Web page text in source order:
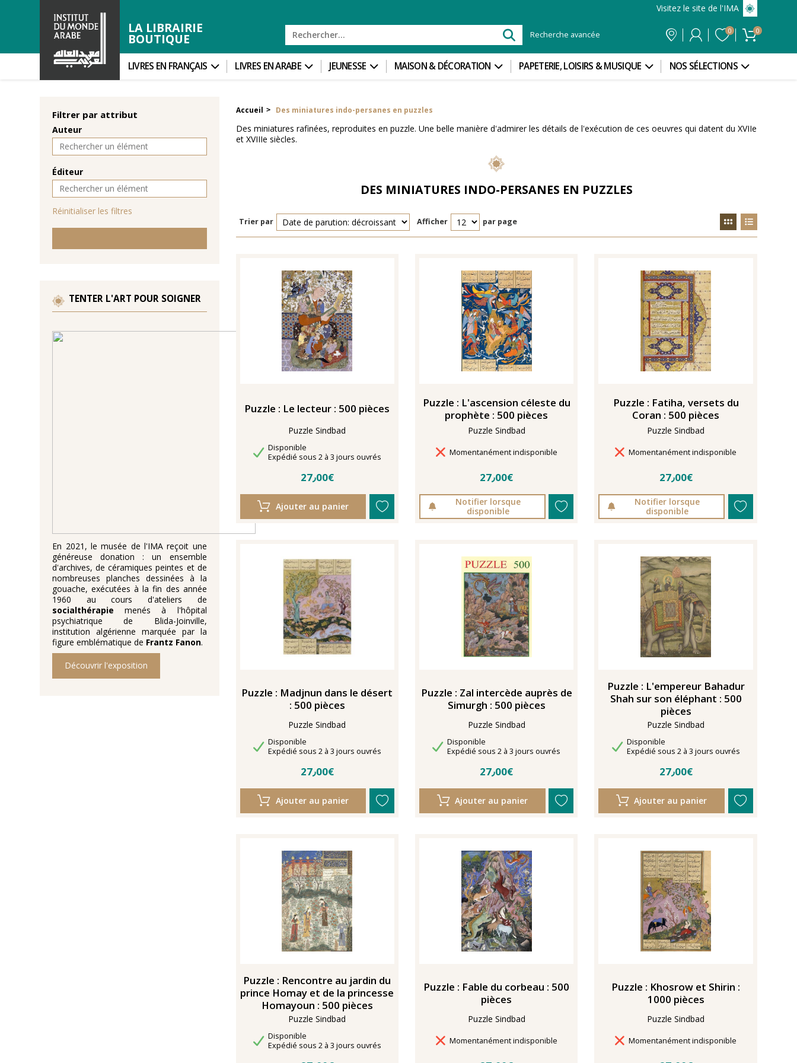
Visitez le site de l'IMA
LA LIBRAIRIE
BOUTIQUE Recherche avancée 0 0
LIVRES EN FRANÇAIS LIVRES EN ARABE JEUNESSE MAISON & DÉCORATION PAPETERIE, LOISIRS & MUSIQUE NOS SÉLECTIONS
Filtrer par attribut
Auteur
Éditeur
Réinitialiser les filtres
TENTER L'ART POUR SOIGNER
En 2021, le musée de l'IMA reçoit une
généreuse donation : un ensemble
d'archives, de céramiques peintes et de
nombreuses planches dessinées à la
gouache, exécutées à la fin des année
1960 au cours d'ateliers de
socialthérapiemenés à l'hôpital
psychiatrique de Blida-Joinville,
institution algérienne marquée par la
figure emblématique de Frantz Fanon.
Découvrir l'exposition
Accueil > Des miniatures indo-persanes en puzzles
Des miniatures rafinées, reproduites en puzzle. Une belle manière d'admirer les détails de l'exécution de ces oeuvres qui datent du XVIIe
et XVIIIe siècles.
DES MINIATURES INDO-PERSANES EN PUZZLES
Trier par Afficher par page
Puzzle : Le lecteur : 500 pièces
Puzzle Sindbad
Disponibilité
Disponible
Délais de livraison
Expédié sous 2 à 3 jours ouvrés
27٫00€
Ajouter au panier
Puzzle : L'ascension céleste du
prophète : 500 pièces
Puzzle Sindbad
Délais de livraison
Momentanément indisponible
27٫00€
Notifier lorsque
disponible
Puzzle : Fatiha, versets du
Coran : 500 pièces
Puzzle Sindbad
Délais de livraison
Momentanément indisponible
27٫00€
Notifier lorsque
disponible
Puzzle : Madjnun dans le désert
: 500 pièces
Puzzle Sindbad
Disponibilité
Disponible
Délais de livraison
Expédié sous 2 à 3 jours ouvrés
27٫00€
Ajouter au panier
Puzzle : Zal intercède auprès de
Simurgh : 500 pièces
Puzzle Sindbad
Disponibilité
Disponible
Délais de livraison
Expédié sous 2 à 3 jours ouvrés
27٫00€
Ajouter au panier
Puzzle : L'empereur Bahadur
Shah sur son éléphant : 500
pièces
Puzzle Sindbad
Disponibilité
Disponible
Délais de livraison
Expédié sous 2 à 3 jours ouvrés
27٫00€
Ajouter au panier
Puzzle : Rencontre au jardin du
prince Homay et de la princesse
Homayoun : 500 pièces
Puzzle Sindbad
Disponibilité
Disponible
Délais de livraison
Expédié sous 2 à 3 jours ouvrés
Puzzle : Fable du corbeau : 500
pièces
Puzzle Sindbad
Délais de livraison
Momentanément indisponible
Puzzle : Khosrow et Shirin :
1000 pièces
Puzzle Sindbad
Délais de livraison
Momentanément indisponible